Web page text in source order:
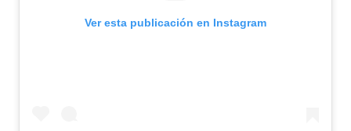
Ver esta publicación en Instagram